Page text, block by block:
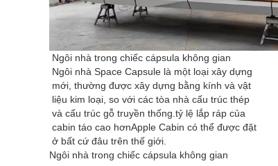
Ngôi nhà trong chiếc cápsula không gian
Ngôi nhà Space Capsule là một loại xây dựng
mới, thường được xây dựng bằng kính và vật
liệu kim loại, so với các tòa nhà cấu trúc thép
và cấu trúc gỗ truyền thống.tỷ lệ lắp ráp của
cabin táo cao hơnApple Cabin có thể được đặt
ở bất cứ đâu trên thế giới.
Ngôi nhà trong chiếc cápsula không gian